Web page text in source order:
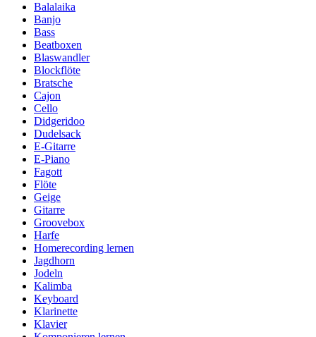
Balalaika
Banjo
Bass
Beatboxen
Blaswandler
Blockflöte
Bratsche
Cajon
Cello
Didgeridoo
Dudelsack
E-Gitarre
E-Piano
Fagott
Flöte
Geige
Gitarre
Groovebox
Harfe
Homerecording lernen
Jagdhorn
Jodeln
Kalimba
Keyboard
Klarinette
Klavier